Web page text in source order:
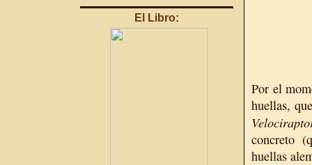
El Libro:
Por el
huellas,
concreto
huellas